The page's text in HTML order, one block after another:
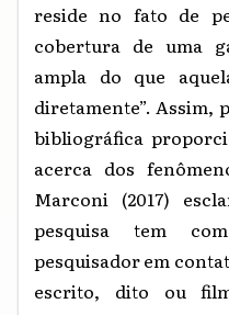
reside no fato de
cobertura de uma
ampla do que
diretamente”. Assim,
bibliográfica
acerca dos
Marconi (2017)
pesquisa tem
pesquisador em
escrito, dito ou